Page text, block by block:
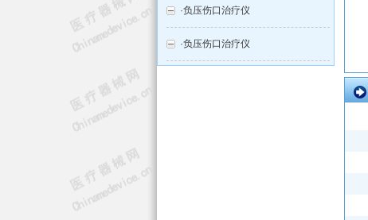
·负压伤口治疗仪
·负压伤口治疗仪